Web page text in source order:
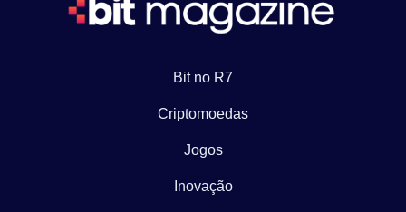
Bit no R7
Criptomoedas
Jogos
Inovação